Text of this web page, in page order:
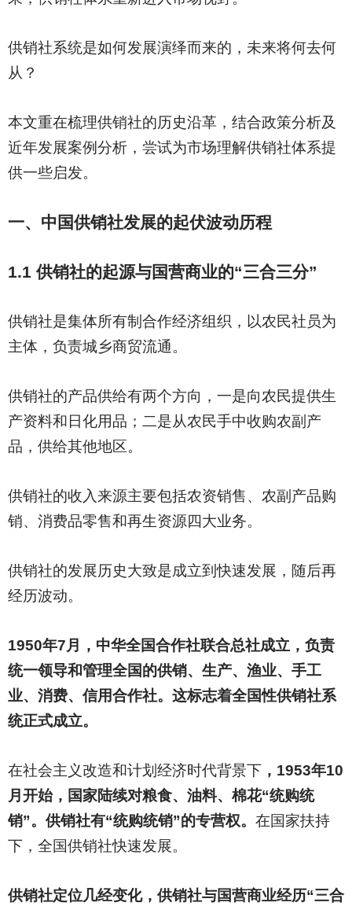
供销社系统是如何发展演绎而来的，未来将何去何
从？
本文重在梳理供销社的历史沿革，结合政策分析及
近年发展案例分析，尝试为市场理解供销社体系提
供一些启发。
一、中国供销社发展的起伏波动历程
1.1 供销社的起源与国营商业的“三合三分”
供销社是集体所有制合作经济组织，以农民社员为
主体，负责城乡商贸流通。
供销社的产品供给有两个方向，一是向农民提供生
产资料和日化用品；二是从农民手中收购农副产
品，供给其他地区。
供销社的收入来源主要包括农资销售、农副产品购
销、消费品零售和再生资源四大业务。
供销社的发展历史大致是成立到快速发展，随后再
经历波动。
1950年7月，中华全国合作社联合总社成立，负责
统一领导和管理全国的供销、生产、渔业、手工
业、消费、信用合作社。这标志着全国性供销社系
统正式成立。
在社会主义改造和计划经济时代背景下，1953年10
月开始，国家陆续对粮食、油料、棉花“统购统
销”。供销社有“统购统销”的专营权。 在国家扶持
下，全国供销社快速发展。
供销社定位几经变化，供销社与国营商业经历“三合